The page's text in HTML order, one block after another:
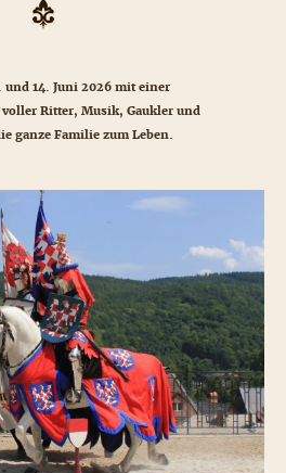
und 14. Juni 2026 mit einer
Ritter, Musik, Gaukler und
ganze Familie zum Leben.